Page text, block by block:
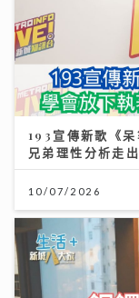
193宣傳新歌《
兄弟理性分析走
10/07/2026